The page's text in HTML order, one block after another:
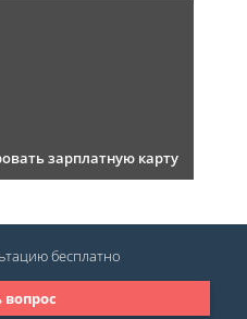
зарплатную карту
вопрос
бесплатно